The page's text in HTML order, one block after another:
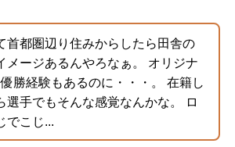
首都圏辺り住みからしたら田舎の
メージあるんやろなぁ。 オリジナ
勝経験もあるのに・・・。 在籍し
選手でもそんな感覚なんかな。 ロ
でこじ...